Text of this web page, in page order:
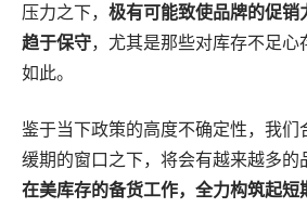
压力之下， 极有可能致使品牌的促销
趋于保守，尤其是那些对库存不足心
如此。
鉴于当下政策的高度不确定性，我们
缓期的窗口之下，将会有越来越多的
在美库存的备货工作，全力构筑起短